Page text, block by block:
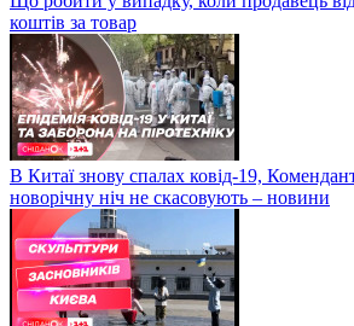
коштів за товар
В Китаї знову спалах ковід-19,
новорічну ніч не скасовують – новини